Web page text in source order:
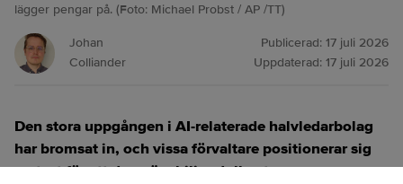
lägger pengar på. (Foto: Michael Probst / AP /TT)
Johan
Colliander
Publicerad: 17 juli 2026
Uppdaterad: 17 juli 2026
Den stora uppgången i AI-relaterade halvledarbolag
har bromsat in, och vissa förvaltare positionerar sig
nu tyst för att den nära biljondollarstora